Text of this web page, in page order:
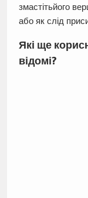
змастітьйого
або як слід
Які ще
відомі?